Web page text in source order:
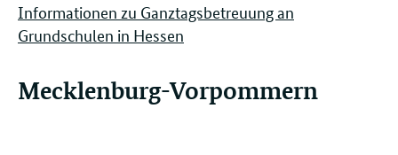
Informationen zu Ganztagsbetreuung an
Grundschulen in Hessen
Mecklenburg-Vorpommern